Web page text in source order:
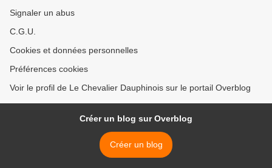
Signaler un abus
C.G.U.
Cookies et données personnelles
Préférences cookies
Voir le profil de Le Chevalier Dauphinois sur le portail Overblog
Créer un blog sur Overblog
Créer un blog